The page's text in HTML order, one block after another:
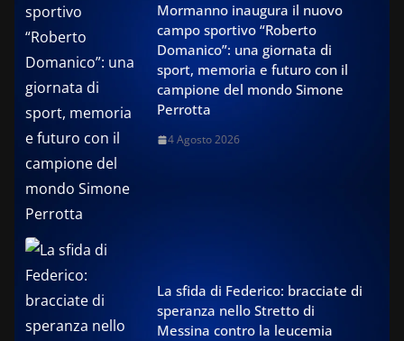
Mormanno inaugura il nuovo
campo sportivo “Roberto
Domanico”: una giornata di
sport, memoria e futuro con il
campione del mondo Simone
Perrotta
4 Agosto 2026
La sfida di Federico: bracciate di
speranza nello Stretto di
Messina contro la leucemia